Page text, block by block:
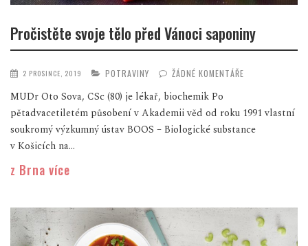
Pročistěte svoje tělo před Vánoci saponiny
2 PROSINCE, 2019 POTRAVINY ŽÁDNÉ KOMENTÁŘE
MUDr Oto Sova, CSc (80) je lékař, biochemik Po
pětadvacetiletém působení v Akademii věd od roku 1991 vlastní
soukromý výzkumný ústav BOOS – Biologické substance
v Košicích na...
z Brna více